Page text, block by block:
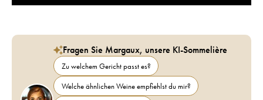
Fragen Sie Margaux, unsere KI-Sommelière
Zu welchem Gericht passt es?
Welche ähnlichen Weine empfiehlst du mir?